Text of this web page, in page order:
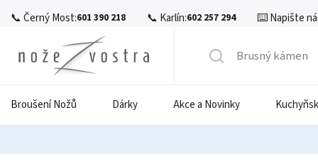
📞 Černý Most:601 390 218 📞 Karlín:602 257 294 ⌨️ Napište
Broušení Nožů Dárky Akce a Novinky